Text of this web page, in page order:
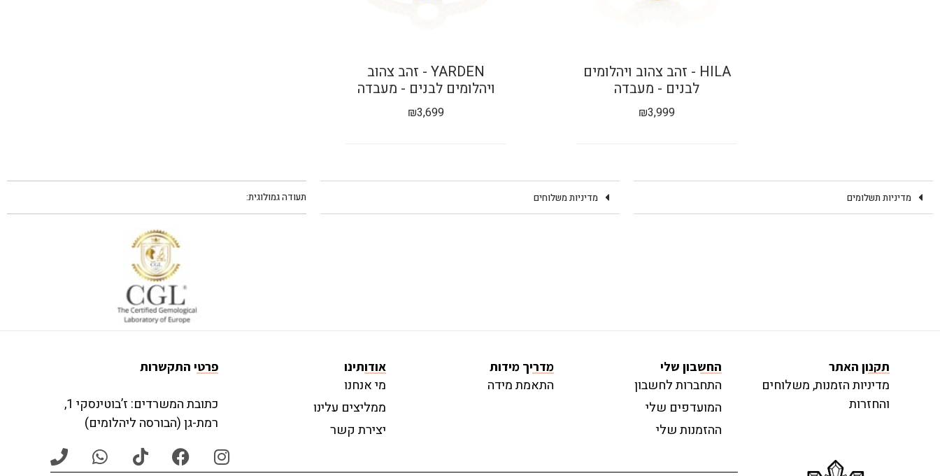
HILA - זהב צהוב ויהלומים
לבנים - מעבדה
₪3,999
YARDEN - זהב צהוב
ויהלומים לבנים - מעבדה
₪3,699
מדיניות תשלומים מדיניות משלוחים תעודה גמולוגית:
תקנון האתר
מדיניות הזמנות, משלוחים
והחזרות
החשבון שלי
התחברות לחשבון
המועדפים שלי
ההזמנות שלי
מדריך מידות
התאמת מידה
אודותינו
מי אנחנו
ממליצים עלינו
יצירת קשר
פרטי התקשרות
כתובת המשרדים: ז’בוטינסקי 1,
רמת-גן (הבורסה ליהלומים)